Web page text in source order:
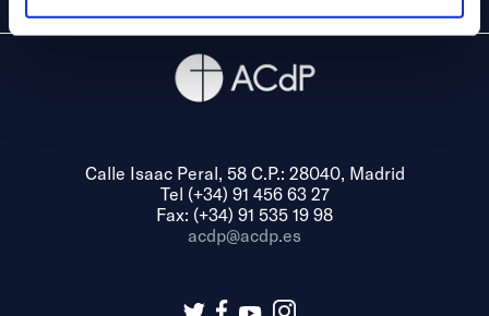
Calle Isaac Peral, 58 C.P.: 28040, Madrid
Tel (+34) 91 456 63 27
Fax: (+34) 91 535 19 98
acdp@acdp.es